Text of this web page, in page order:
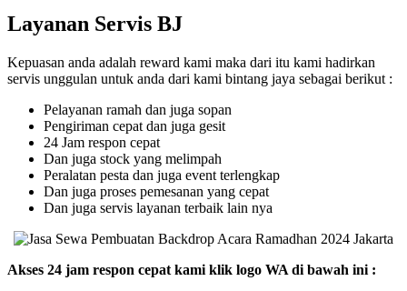
Layanan Servis BJ
Kepuasan anda adalah reward kami maka dari itu kami hadirkan
servis unggulan untuk anda dari kami bintang jaya sebagai berikut :
Pelayanan ramah dan juga sopan
Pengiriman cepat dan juga gesit
24 Jam respon cepat
Dan juga stock yang melimpah
Peralatan pesta dan juga event terlengkap
Dan juga proses pemesanan yang cepat
Dan juga servis layanan terbaik lain nya
Akses 24 jam respon cepat kami klik logo WA di bawah ini :